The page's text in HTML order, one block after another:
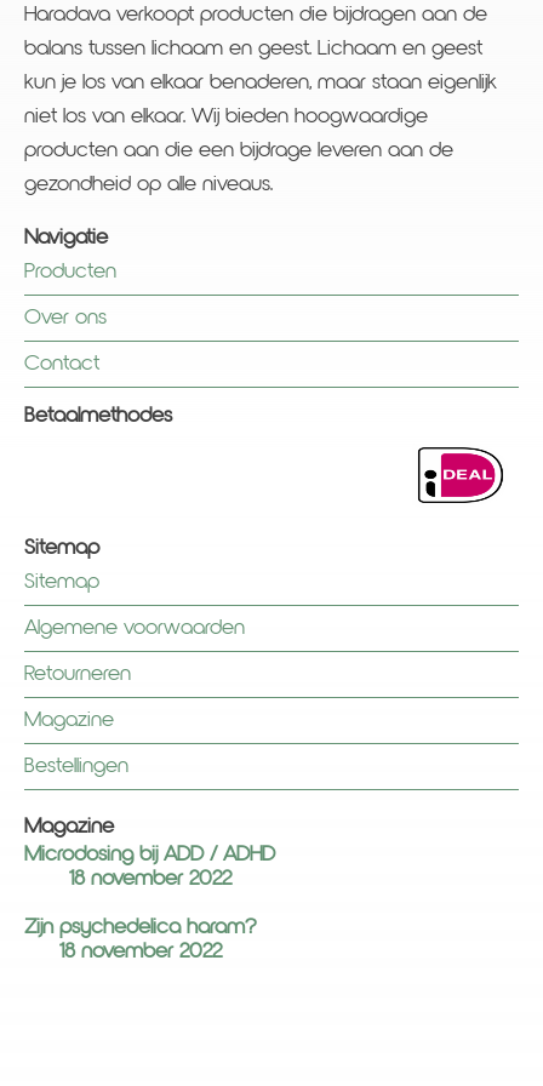
Haradava verkoopt producten die bijdragen aan de
balans tussen lichaam en geest. Lichaam en geest
kun je los van elkaar benaderen, maar staan eigenlijk
niet los van elkaar. Wij bieden hoogwaardige
producten aan die een bijdrage leveren aan de
gezondheid op alle niveaus.
Navigatie
Producten
Over ons
Contact
Betaalmethodes
Sitemap
Sitemap
Algemene voorwaarden
Retourneren
Magazine
Bestellingen
Magazine
Microdosing bij ADD / ADHD
18 november 2022
Zijn psychedelica haram?
18 november 2022